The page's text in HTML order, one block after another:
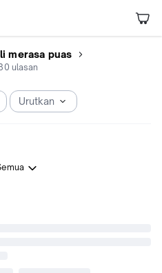
merasa puas
ulasan
Urutkan